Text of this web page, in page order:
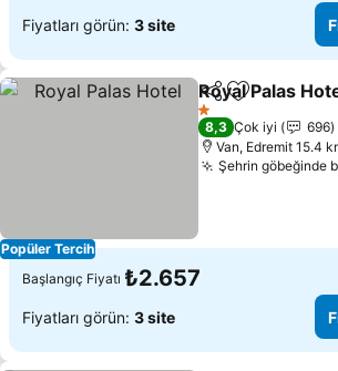
Fiyatları görün: 3 site
Popüler Tercih
PaylaşFavorilerime
Royal Palas
1 Yıldız
8,3 Çok iyi
696
Van, Edremit 15.4
Şehrin göbeğinde
Başlangıç Fiyatı ₺2.657
Fiyatları görün: 3 site